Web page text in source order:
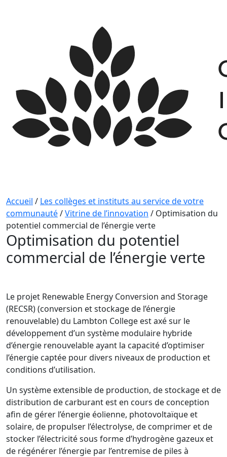
Accueil / Les collèges et instituts au service de votre
communauté/Vitrine de l’innovation / Optimisation du
potentiel commercial de l’énergie verte
Optimisation du potentiel
commercial de l’énergie verte
Le projet Renewable Energy Conversion and Storage
(RECSR) (conversion et stockage de l’énergie
renouvelable) du Lambton College est axé sur le
développement d’un système modulaire hybride
d’énergie renouvelable ayant la capacité d’optimiser
l’énergie captée pour divers niveaux de production et
conditions d’utilisation.
Un système extensible de production, de stockage et de
distribution de carburant est en cours de conception
afin de gérer l’énergie éolienne, photovoltaïque et
solaire, de propulser l’électrolyse, de comprimer et de
stocker l’électricité sous forme d’hydrogène gazeux et
de régénérer l’énergie par l’entremise de piles à